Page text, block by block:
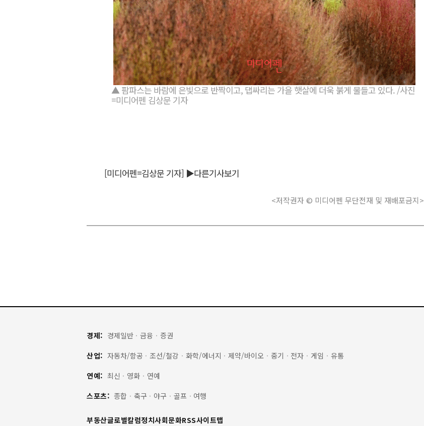
▲ 팜파스는 바람에 은빛으로 반짝이고, 댑싸리는 가을 햇살에 더욱 붉게 물들고 있다. /사진
=미디어펜 김상문 기자
[미디어펜=김상문 기자] ▶다른기사보기
<저작권자 © 미디어펜 무단전재 및 재배포금지>
경제: 경제일반 · 금융 · 증권
산업: 자동차/항공 · 조선/철강 · 화학/에너지 · 제약/바이오 · 중기 · 전자 · 게임 · 유통
연예: 최신 · 영화 · 연예
스포츠: 종합 · 축구 · 야구 · 골프 · 여행
부동산글로벌칼럼정치사회문화RSS사이트맵